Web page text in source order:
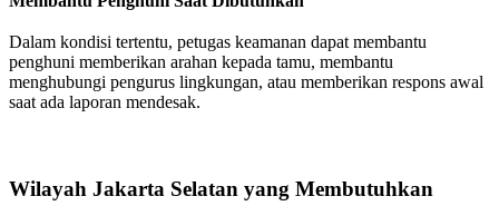
Dalam kondisi tertentu, petugas keamanan dapat membantu
penghuni memberikan arahan kepada tamu, membantu
menghubungi pengurus lingkungan, atau memberikan respons awal
saat ada laporan mendesak.
Wilayah Jakarta Selatan yang Membutuhkan